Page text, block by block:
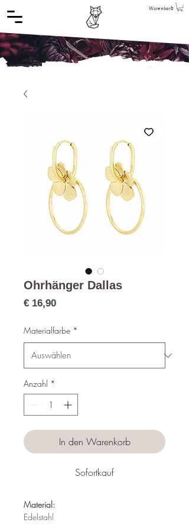
Warenkorb
Ohrhänger Dallas
€ 16,90Preis
Materialfarbe *
Anzahl *
In den Warenkorb
Sofortkauf
Material:
Edelstahl